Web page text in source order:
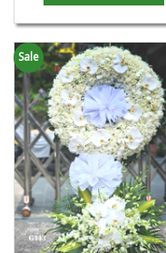
Sale